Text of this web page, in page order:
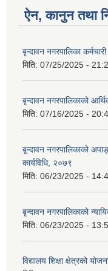
ऐन, कानुन तथा
बृन्दावन नगरपालिका
मिति: 07/25/2025 -
बृन्दावन नगरपालिकाको
मिति: 07/16/2025 -
बृ्न्दावन नगरपालिकाको
कार्यविधि, २०७९
मिति: 06/23/2025 -
बृन्दावन नगरपालिकाको
मिति: 06/23/2025 -
विद्यालय शिक्षा क्षेत्रको